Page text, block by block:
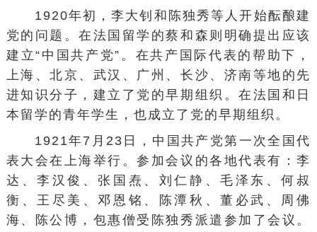
1920年初，李大钊和陈独秀等人开始酝酿建
党的问题。在法国留学的蔡和森则明确提出应该
建立“中国共产党”。在共产国际代表的帮助下，
上海、北京、武汉、广州、长沙、济南等地的先
进知识分子，建立了党的早期组织。在法国和日
本留学的青年学生，也成立了党的早期组织。
1921年7月23日，中国共产党第一次全国代
表大会在上海举行。参加会议的各地代表有：李
达、李汉俊、张国焘、刘仁静、毛泽东、何叔
衡、王尽美、邓恩铭、陈潭秋、董必武、周佛
海、陈公博，包惠僧受陈独秀派遣参加了会议。